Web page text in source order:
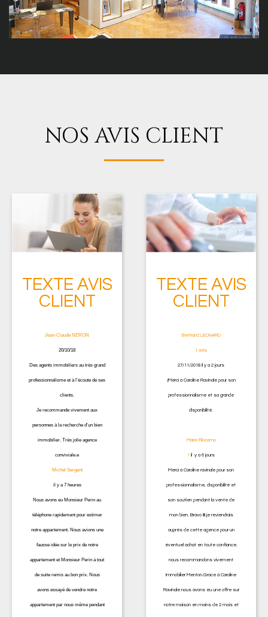
NOS AVIS CLIENT
TEXTE AVIS
CLIENT
Jean-Claude NERON
20/10/18
Des agents immobiliers au très grand
professionnalisme et à l'écoute de ses
clients.
Je recommande vivement aux
personnes à la recherche d'un bien
immobilier. Très jolie agence
conviviale.e
Michel Sergent
il y a 7 heures
Nous avons eu Monsieur Perin au
téléphone rapidement pour estimer
notre appartement. Nous avions une
fausse idée sur le prix de notre
appartement et Monsieur Perin à tout
de suite remis au bon prix. Nous
avons essayé de vendre notre
appartement par nous même pendant
TEXTE AVIS
CLIENT
Bertrand LEONARD
1 avis
27/11/2018 il y a 2 jours
(Merci à Caroline Ravinale pour son
professionnalisme et sa grande
disponibilité.
Marie Filocamo
1 il y a 6 jours
Merci à Caroline ravinale pour son
professionnalisme, disponibilité et
son soutien pendant la vente de
mon bien. Bravo !!!!.je reviendrais
auprès de cette agence pour un
éventuel achat en toute confiance.
nous recommandons vivement
Immobilier Menton.Grace à Caroline
Ravinale nous avons eu une offre sur
notre maison en moins de 2 mois et